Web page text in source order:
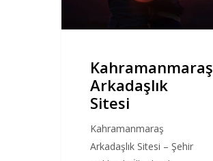
Kahramanmaraş
Arkadaşlık
Sitesi
Kahramanmaraş
Arkadaşlık Sitesi – Şehir